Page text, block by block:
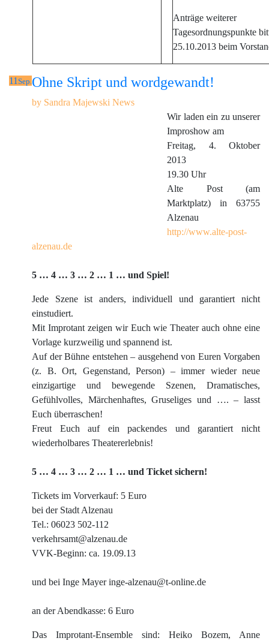
Anträge weiterer
Tagesordnungspunkte
25.10.2013 beim
11 Sep.Ohne Skript und wordgewandt!
by Sandra Majewski News
Wir laden ein zu unserer
Improshow am
Freitag, 4. Oktober
2013
19.30 Uhr
Alte Post (am
Marktplatz) in 63755
Alzenau
http://www.alte-post-
alzenau.de
5 … 4 … 3 … 2 … 1 … und Spiel!
Jede Szene ist anders, individuell und garantiert nicht
einstudiert.
Mit Improtant zeigen wir Euch wie Theater auch ohne eine
Vorlage kurzweilig und spannend ist.
Auf der Bühne entstehen – ausgehend von Euren Vorgaben
(z. B. Ort, Gegenstand, Person) – immer wieder neue
einzigartige und bewegende Szenen, Dramatisches,
Gefühlvolles, Märchenhaftes, Gruseliges und …. – lasst
Euch überraschen!
Freut Euch auf ein packendes und garantiert nicht
wiederholbares Theatererlebnis!
5 … 4 … 3 … 2 … 1 … und Ticket sichern!
Tickets im Vorverkauf: 5 Euro
bei der Stadt Alzenau
Tel.: 06023 502-112
verkehrsamt@alzenau.de
VVK-Beginn: ca. 19.09.13
und bei Inge Mayer inge-alzenau@t-online.de
an der Abendkasse: 6 Euro
Das Improtant-Ensemble sind: Heiko Bozem, Anne